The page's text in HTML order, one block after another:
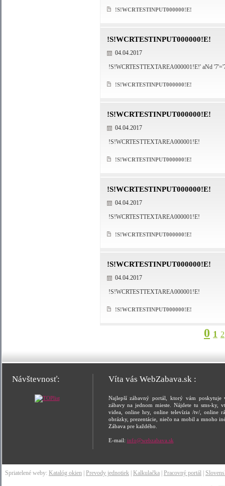
!S!WCRTESTINPUT000000!E!
!S!WCRTESTINPUT000000!E!
04.04.2017
!S!WCRTESTTEXTAREA000001!E!' aNd
!S!WCRTESTINPUT000000!E!
!S!WCRTESTINPUT000000!E!
04.04.2017
!S!WCRTESTTEXTAREA000001!E!
!S!WCRTESTINPUT000000!E!
!S!WCRTESTINPUT000000!E!
04.04.2017
!S!WCRTESTTEXTAREA000001!E!
!S!WCRTESTINPUT000000!E!
!S!WCRTESTINPUT000000!E!
04.04.2017
!S!WCRTESTTEXTAREA000001!E!
!S!WCRTESTINPUT000000!E!
0 1 2
Návštevnosť: Víta vás WebZabava.sk :
Najlepší zábavný portál, ktorý vám poskytuje
zábavy na jednom mieste. Nájdete tu sms-ky,
videa, online hry, online televízia /tv/, online
obrázky, prezentácie, niečo na mobil a mnoho
Zábava pre každého.
E-mail: info@webzabava.sk
Spriatelené weby: Katalóg okien Prevody jednotiek Kalkulačka Pracovný portál